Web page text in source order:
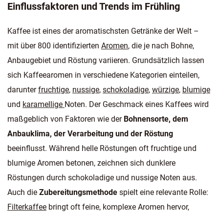
Einflussfaktoren und Trends im Frühling
Kaffee ist eines der aromatischsten Getränke der Welt –
mit über 800 identifizierten Aromen, die je nach Bohne,
Anbaugebiet und Röstung variieren. Grundsätzlich lassen
sich Kaffeearomen in verschiedene Kategorien einteilen,
darunterfruchtige, nussige, schokoladige, würzige, blumige
und karamellige Noten. Der Geschmack eines Kaffees wird
maßgeblich von Faktoren wie der Bohnensorte, dem
Anbauklima, der Verarbeitung und der Röstung
beeinflusst. Während helle Röstungen oft fruchtige und
blumige Aromen betonen, zeichnen sich dunklere
Röstungen durch schokoladige und nussige Noten aus.
Auch die Zubereitungsmethode spielt eine relevante Rolle:
Filterkaffee bringt oft feine, komplexe Aromen hervor,